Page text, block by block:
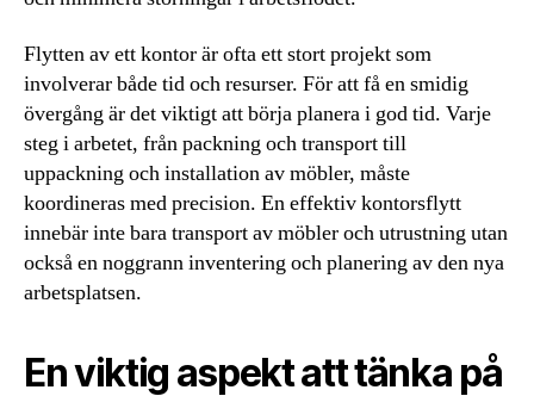
Flytten av ett kontor är ofta ett stort projekt som
involverar både tid och resurser. För att få en smidig
övergång är det viktigt att börja planera i god tid. Varje
steg i arbetet, från packning och transport till
uppackning och installation av möbler, måste
koordineras med precision. En effektiv kontorsflytt
innebär inte bara transport av möbler och utrustning utan
också en noggrann inventering och planering av den nya
arbetsplatsen.
En viktig aspekt att tänka på